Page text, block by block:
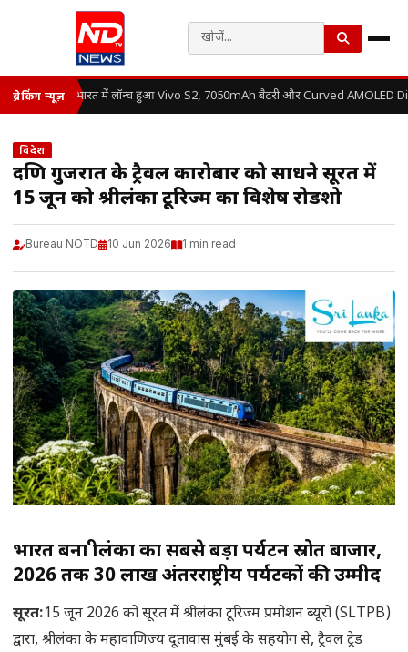
ब्रेकिंग न्यूज़ भारत में लॉन्च हुआ Vivo S2, 7050mAh बैटरी और Curved AMOLED
विदेश
दक्षिण गुजरात के ट्रैवल कारोबार को साधने सूरत में
15 जून को श्रीलंका टूरिज्म का विशेष रोडशो
Bureau NOTD 10 Jun 2026 1 min read
भारत बना श्रीलंका का सबसे बड़ा पर्यटन स्रोत बाजार,
2026 तक 30 लाख अंतरराष्ट्रीय पर्यटकों की उम्मीद
सूरत:15 जून 2026 को सूरत में श्रीलंका टूरिज्म प्रमोशन ब्यूरो (SLTPB)
द्वारा, श्रीलंका के महावाणिज्य दूतावास मुंबई के सहयोग से, ट्रैवल ट्रेड